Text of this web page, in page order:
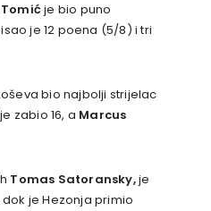
je bio puno
je 12 poena (5/8) i tri
bio najbolji strijelac
je zabio 16, a Marcus
Tomas Satoransky,je
je Hezonja primio